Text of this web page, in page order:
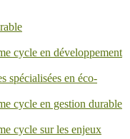
cycle en développement
spécialisées en éco-
cycle en gestion durable
cycle sur les enjeux